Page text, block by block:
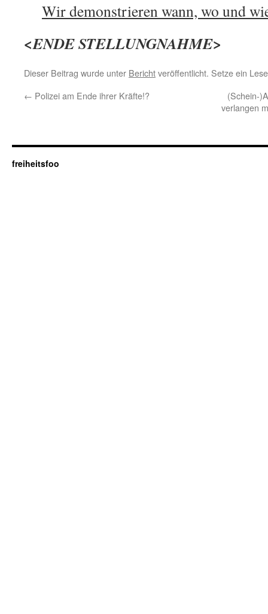
Wir demonstrieren wann, wo und
<ENDE STELLUNGNAHME>
Dieser Beitrag wurde unter Berichtveröffentlicht. Setze ein
← Polizei am Ende ihrer Kräfte!?
(Schein-
verlangen
freiheitsfoo